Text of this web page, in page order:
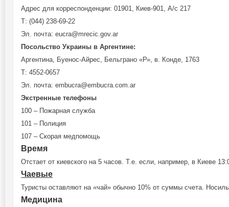
Адрес для корреспонденции: 01901, Киев-901, А/с 217
Т: (044) 238-69-22
Эл. почта: eucra@mrecic.gov.ar
Посольство Украины в Аргентине:
Аргентина, Буенос-Айрес, Бельграно «Р», в. Конде, 1763
Т: 4552-0657
Эл. почта: embucra@embucra.com.ar
Экстренные телефоны
100 – Пожарная служба
101 – Полиция
107 – Скорая медпомощь
Время
Отстает от киевского на 5 часов. Т.е. если, например, в Киеве
Чаевые
Туристы оставляют на «чай» обычно 10% от суммы счета.
Медицина